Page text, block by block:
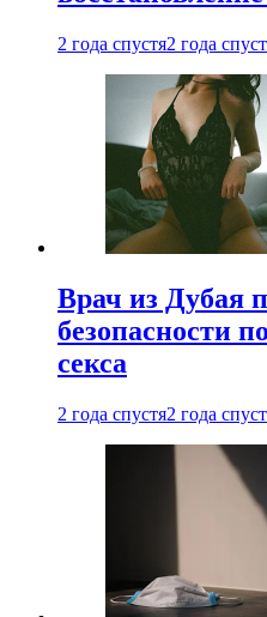
2 года спустя2 года
Врач из Дубая
безопасности
секса
2 года спустя2 года